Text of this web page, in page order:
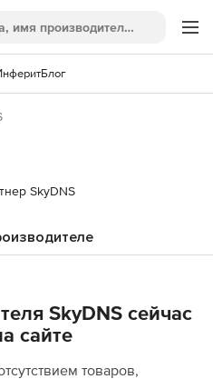
Блог
SkyDNS
SkyDNS сейчас
сайте
товаров,